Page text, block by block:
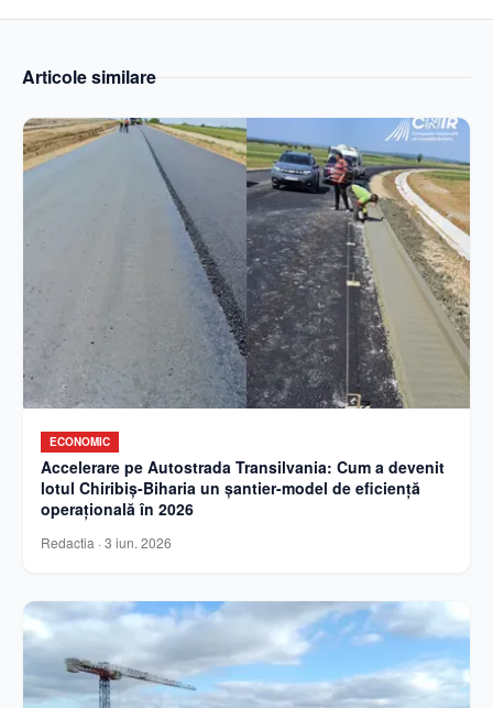
Articole similare
ECONOMIC
Accelerare pe Autostrada Transilvania: Cum a devenit
lotul Chiribiș-Biharia un șantier-model de eficiență
operațională în 2026
Redactia · 3 iun. 2026